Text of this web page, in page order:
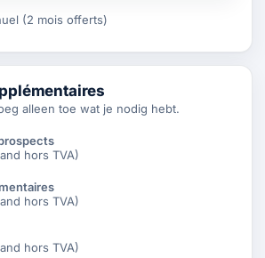
(2 mois offerts)
alleen toe wat je nodig hebt.
hors TVA)
hors TVA)
hors TVA)